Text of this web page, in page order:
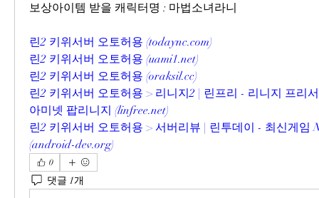
보상아이템 받을 캐릭터명 : 마법소녀라니
린2 키위서버 오토허용 (todaync.com)
린2 키위서버 오토허용 (uami1.net)
린2 키위서버 오토허용 (oraksil.cc)
린2 키위서버 오토허용 > 리니지2 | 린프리 - 리니지 프리
아미넷 팝리니지 (linfree.net)
린2 키위서버 오토허용 > 서버리뷰 | 린투데이 - 최신게임
(android-dev.org)
0
댓글 1개